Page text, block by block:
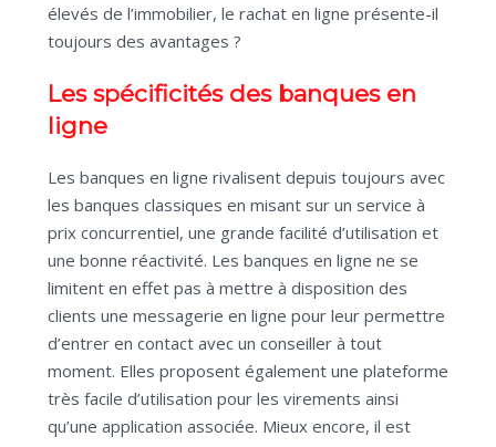
élevés de l’immobilier, le rachat en ligne présente-il
toujours des avantages ?
Les spécificités des banques en
ligne
Les banques en ligne rivalisent depuis toujours avec
les banques classiques en misant sur un service à
prix concurrentiel, une grande facilité d’utilisation et
une bonne réactivité. Les banques en ligne ne se
limitent en effet pas à mettre à disposition des
clients une messagerie en ligne pour leur permettre
d’entrer en contact avec un conseiller à tout
moment. Elles proposent également une plateforme
très facile d’utilisation pour les virements ainsi
qu’une application associée. Mieux encore, il est